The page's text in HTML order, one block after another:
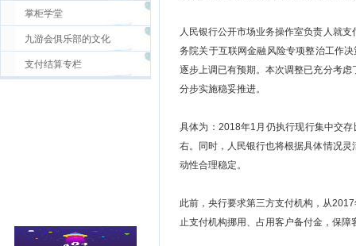
掌柜学堂
九游会俱乐部的文化
支付结算专栏
人民银行公开市场业务操作室负责人就
务院关于互联网金融风险专项整治工作
逐步上调已有预期。本次调整已充分考
分步实施稳妥推进。
具体为：2018年1月仍执行现行集中交
右。同时，人民银行也将根据具体情况
动性合理稳定。
此前，央行要求第三方支付机构，从
止支付机构挪用、占用客户备付金，保